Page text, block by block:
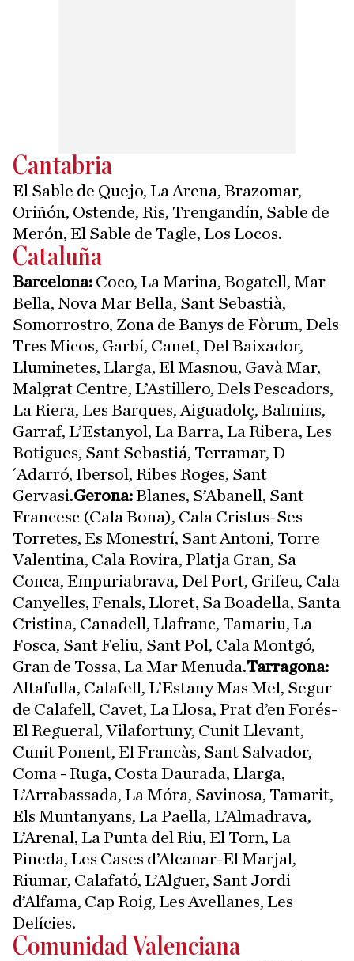
Cantabria
El Sable de Quejo, La Arena, Brazomar,
Oriñón, Ostende, Ris, Trengandín, Sable de
Merón, El Sable de Tagle, Los Locos.
Cataluña
Barcelona: Coco, La Marina, Bogatell, Mar
Bella, Nova Mar Bella, Sant Sebastià,
Somorrostro, Zona de Banys de Fòrum, Dels
Tres Micos, Garbí, Canet, Del Baixador,
Lluminetes, Llarga, El Masnou, Gavà Mar,
Malgrat Centre, L’Astillero, Dels Pescadors,
La Riera, Les Barques, Aiguadolç, Balmins,
Garraf, L’Estanyol, La Barra, La Ribera, Les
Botigues, Sant Sebastiá, Terramar, D
´Adarró, Ibersol, Ribes Roges, Sant
Gervasi.Gerona:Blanes, S’Abanell, Sant
Francesc (Cala Bona), Cala Cristus-Ses
Torretes, Es Monestrí, Sant Antoni, Torre
Valentina, Cala Rovira, Platja Gran, Sa
Conca, Empuriabrava, Del Port, Grifeu, Cala
Canyelles, Fenals, Lloret, Sa Boadella, Santa
Cristina, Canadell, Llafranc, Tamariu, La
Fosca, Sant Feliu, Sant Pol, Cala Montgó,
Gran de Tossa, La Mar Menuda.Tarragona:
Altafulla, Calafell, L’Estany Mas Mel, Segur
de Calafell, Cavet, La Llosa, Prat d’en Forés-
El Regueral, Vilafortuny, Cunit Llevant,
Cunit Ponent, El Francàs, Sant Salvador,
Coma - Ruga, Costa Daurada, Llarga,
L’Arrabassada, La Móra, Savinosa, Tamarit,
Els Muntanyans, La Paella, L’Almadrava,
L’Arenal, La Punta del Riu, El Torn, La
Pineda, Les Cases d’Alcanar-El Marjal,
Riumar, Calafató, L’Alguer, Sant Jordi
d’Alfama, Cap Roig, Les Avellanes, Les
Delícies.
Comunidad Valenciana